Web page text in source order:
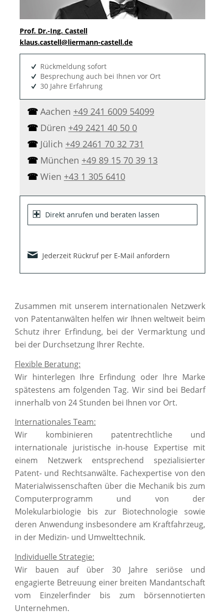
Prof. Dr.-Ing. Castell
klaus.castell@liermann-castell.de
Rückmeldung sofort
Besprechung auch bei Ihnen vor Ort
30 Jahre Erfahrung
☎ Aachen +49 241 6009 54099
☎ Düren +49 2421 40 50 0
☎ Jülich +49 2461 70 32 731
☎ München +49 89 15 70 39 13
☎ Wien +43 1 305 6410
Direkt anrufen und beraten lassen
Jederzeit Rückruf per E-Mail anfordern
Zusammen mit unserem internationalen Netzwerk
von Patentanwälten helfen wir Ihnen weltweit beim
Schutz ihrer Erfindung, bei der Vermarktung und
bei der Durchsetzung Ihrer Rechte.
Flexible Beratung:
Wir hinterlegen Ihre Erfindung oder Ihre Marke
spätestens am folgenden Tag. Wir sind bei Bedarf
innerhalb von 24 Stunden bei Ihnen vor Ort.
Internationales Team:
Wir kombinieren patentrechtliche und
internationale juristische in-house Expertise mit
einem Netzwerk entsprechend spezialisierter
Patent- und Rechtsanwälte. Fachexpertise von den
Materialwissenschaften über die Mechanik bis zum
Computerprogramm und von der
Molekularbiologie bis zur Biotechnologie sowie
deren Anwendung insbesondere am Kraftfahrzeug,
in der Medizin- und Umwelttechnik.
Individuelle Strategie:
Wir bauen auf über 30 Jahre seriöse und
engagierte Betreuung einer breiten Mandantschaft
vom Einzelerfinder bis zum börsennotierten
Unternehmen.